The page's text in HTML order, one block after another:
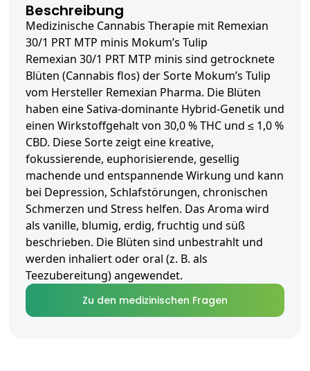
Beschreibung
Medizinische Cannabis Therapie mit Remexian
30/1 PRT MTP minis Mokum’s Tulip
Remexian 30/1 PRT MTP minis sind getrocknete
Blüten (Cannabis flos) der Sorte Mokum’s Tulip
vom Hersteller Remexian Pharma. Die Blüten
haben eine Sativa-dominante Hybrid-Genetik und
einen Wirkstoffgehalt von 30,0 % THC und ≤ 1,0 %
CBD. Diese Sorte zeigt eine kreative,
fokussierende, euphorisierende, gesellig
machende und entspannende Wirkung und kann
bei Depression, Schlafstörungen, chronischen
Schmerzen und Stress helfen. Das Aroma wird
als vanille, blumig, erdig, fruchtig und süß
beschrieben. Die Blüten sind unbestrahlt und
werden inhaliert oder oral (z. B. als
Teezubereitung) angewendet.
Zu den medizinischen Fragen